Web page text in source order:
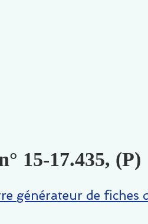
15-17.435, (P)
générateur de fiches